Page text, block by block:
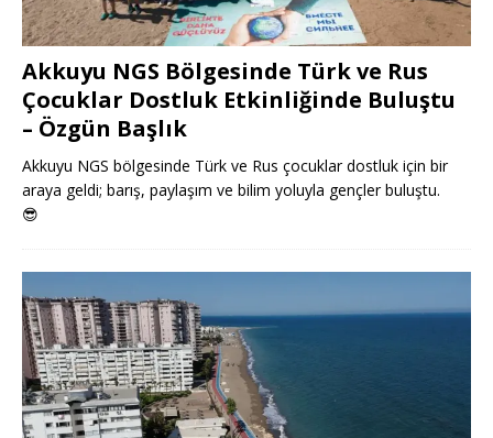
Akkuyu NGS Bölgesinde Türk ve Rus
Çocuklar Dostluk Etkinliğinde Buluştu
– Özgün Başlık
Akkuyu NGS bölgesinde Türk ve Rus çocuklar dostluk için bir
araya geldi; barış, paylaşım ve bilim yoluyla gençler buluştu.
😎